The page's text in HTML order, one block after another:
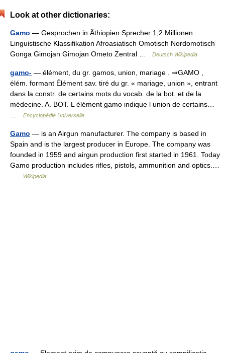
Look at other dictionaries:
Gamo — Gesprochen in Äthiopien Sprecher 1,2 Millionen
Linguistische Klassifikation Afroasiatisch Omotisch Nordomotisch
Gonga Gimojan Gimojan Ometo Zentral …
Deutsch Wikipedia
gamo- — élément, du gr. gamos, union, mariage . ⇒GAMO ,
élém. formant Élément sav. tiré du gr. « mariage, union », entrant
dans la constr. de certains mots du vocab. de la bot. et de la
médecine. A. BOT. L élément gamo indique l union de certains…
Encyclopédie Universelle
Gamo — is an Airgun manufacturer. The company is based in
Spain and is the largest producer in Europe. The company was
founded in 1959 and airgun production first started in 1961. Today
Gamo production includes rifles, pistols, ammunition and optics.…
Wikipedia